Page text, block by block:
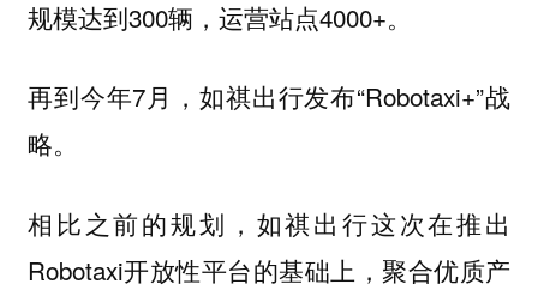
规模达到300辆，运营站点4000+。
再到今年7月，如祺出行发布“Robotaxi+”战
略。
相比之前的规划，如祺出行这次在推出
Robotaxi开放性平台的基础上，聚合优质产